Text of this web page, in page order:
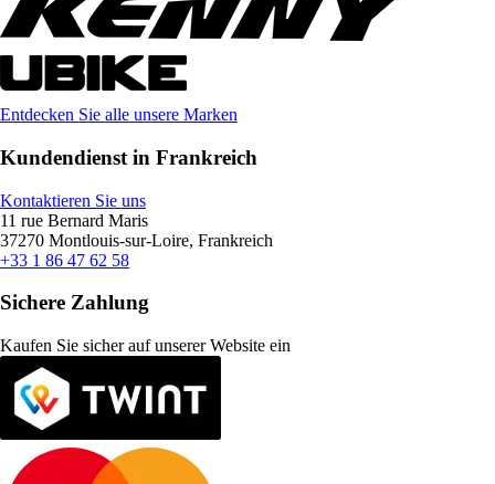
Entdecken Sie alle unsere Marken
Kundendienst in Frankreich
Kontaktieren Sie uns
11 rue Bernard Maris
37270 Montlouis-sur-Loire, Frankreich
+33 1 86 47 62 58
Sichere Zahlung
Kaufen Sie sicher auf unserer Website ein